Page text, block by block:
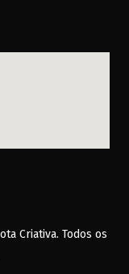
Criativa. Todos os